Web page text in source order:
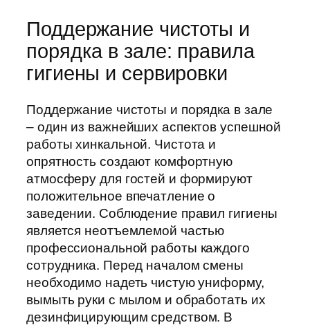
Поддержание чистоты и
порядка в зале: правила
гигиены и сервировки
Поддержание чистоты и порядка в зале
– один из важнейших аспектов успешной
работы хинкальной. Чистота и
опрятность создают комфортную
атмосферу для гостей и формируют
положительное впечатление о
заведении. Соблюдение правил гигиены
является неотъемлемой частью
профессиональной работы каждого
сотрудника. Перед началом смены
необходимо надеть чистую униформу,
вымыть руки с мылом и обработать их
дезинфицирующим средством. В